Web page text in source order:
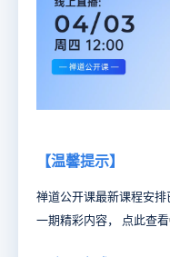
【温馨提示】
禅道公开课最新课程安
一期精彩内容， 点此查看